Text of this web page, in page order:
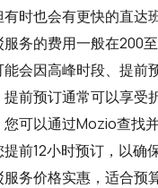
时也会有更快的直达班
服务的费用一般在200
能会因高峰时段、提前
前预订通常可以享受折
您可以通过Mozio查找
前12小时预订，以确
服务价格实惠，适合预